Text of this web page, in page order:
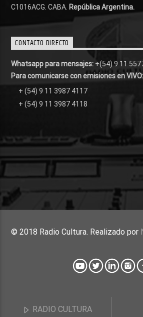
RADIO CULTURA
C1016ACG . CABA. República Argentina.
CONTACTO DIRECTO
Whatsapp para mensajes: +(54) 9 11
Para comunicarse con emisiones en VIVO:
+ (54) 9 11 3987 4117
+ (54) 9 11 3987 4118
© 2018 Radio Cultura. Realizado por